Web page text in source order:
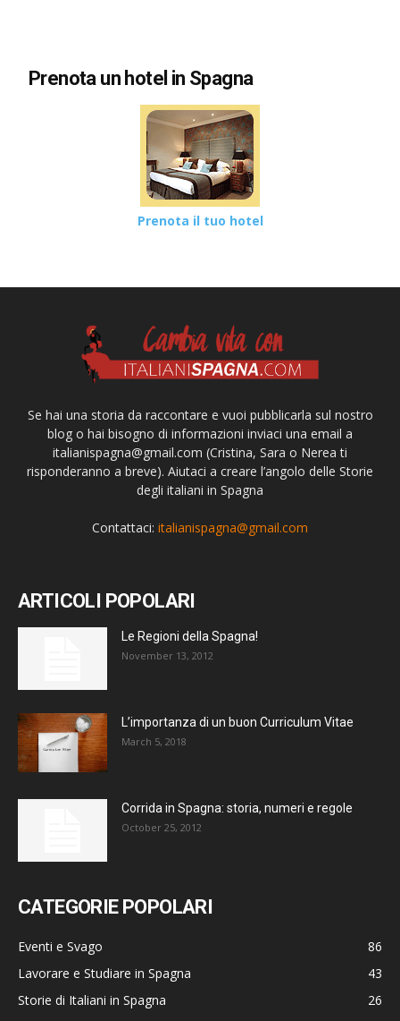
Prenota un hotel in Spagna
Prenota il tuo hotel
Se hai una storia da raccontare e vuoi pubblicarla sul nostro
blog o hai bisogno di informazioni inviaci una email a
italianispagna@gmail.com (Cristina, Sara o Nerea ti
risponderanno a breve). Aiutaci a creare l’angolo delle Storie
degli italiani in Spagna
Contattaci: italianispagna@gmail.com
ARTICOLI POPOLARI
Le Regioni della Spagna!
November 13, 2012
L’importanza di un buon Curriculum Vitae
March 5, 2018
Corrida in Spagna: storia, numeri e regole
October 25, 2012
CATEGORIE POPOLARI
Eventi e Svago
86
Lavorare e Studiare in Spagna
43
Storie di Italiani in Spagna
26